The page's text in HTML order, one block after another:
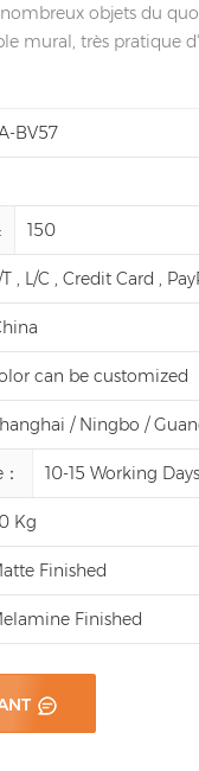
objets du
mural, très pratique
BV57
150
, L/C , Credit Card ,
can be customized
/ Ningbo /
10-15 Working Days
Kg
Finished
Finished